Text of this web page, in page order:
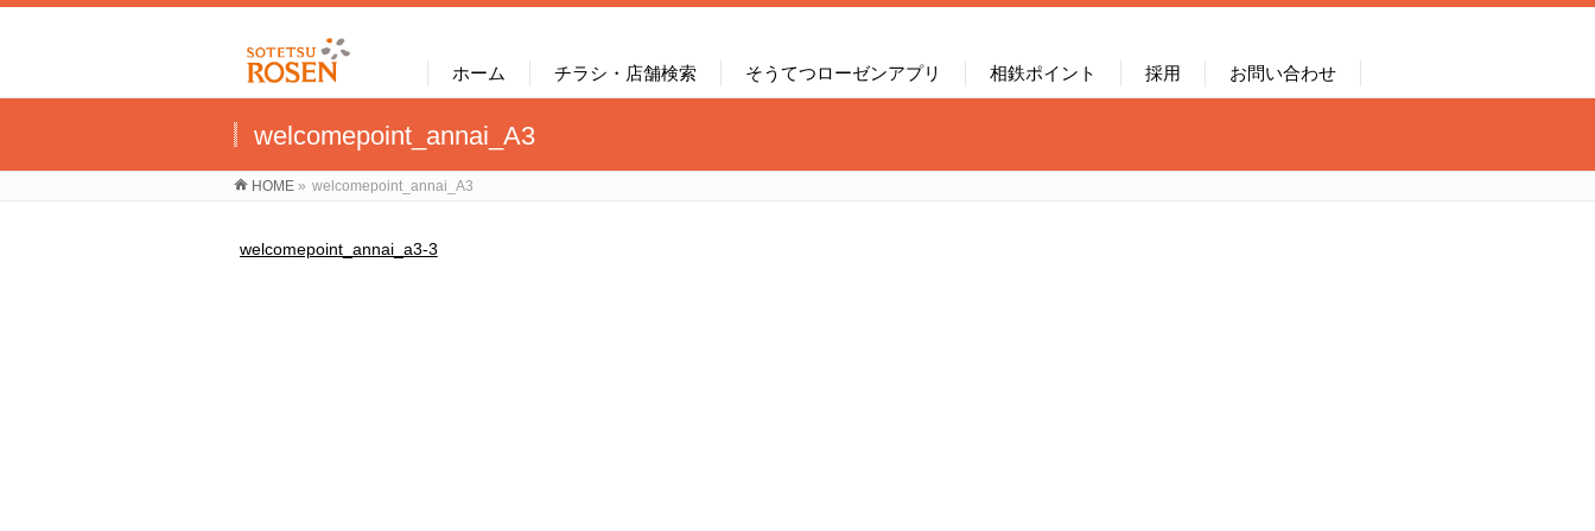
ホーム チラシ・店舗検索 そうてつローゼンアプリ 相鉄ポイント 採用 お問い合わせ
welcomepoint_annai_A3
HOME » welcomepoint_annai_A3
welcomepoint_annai_a3-3